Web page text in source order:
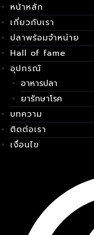
Skip
to
content
หน้าหลัก
เกี่ยวกับเรา
ปลาพร้อมจำหน่าย
Hall of fame
อุปกรณ์
อาหารปลา
ยารักษาโรค
บทความ
ติดต่อเรา
เงื่อนไข
เมนู